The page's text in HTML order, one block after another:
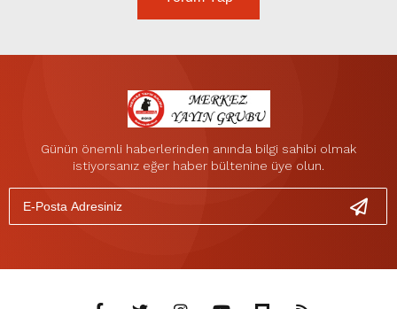
Günün önemli haberlerinden anında bilgi sahibi olmak
istiyorsanız eğer haber bültenine üye olun.